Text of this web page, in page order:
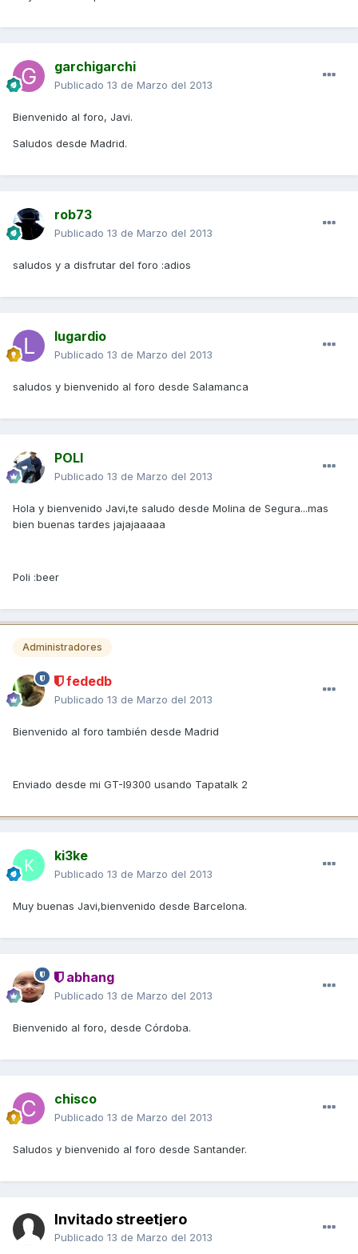
garchigarchi
Publicado 13 de Marzo del 2013
Bienvenido al foro, Javi.
Saludos desde Madrid.
rob73
Publicado 13 de Marzo del 2013
saludos y a disfrutar del foro :adios
lugardio
Publicado 13 de Marzo del 2013
saludos y bienvenido al foro desde Salamanca
POLI
Publicado 13 de Marzo del 2013
Hola y bienvenido Javi,te saludo desde Molina de Segura...mas
bien buenas tardes jajajaaaaa
Poli :beer
Administradores
fededb
Publicado 13 de Marzo del 2013
Bienvenido al foro también desde Madrid
Enviado desde mi GT-I9300 usando Tapatalk 2
ki3ke
Publicado 13 de Marzo del 2013
Muy buenas Javi,bienvenido desde Barcelona.
abhang
Publicado 13 de Marzo del 2013
Bienvenido al foro, desde Córdoba.
chisco
Publicado 13 de Marzo del 2013
Saludos y bienvenido al foro desde Santander.
Invitado streetjero
Publicado 13 de Marzo del 2013